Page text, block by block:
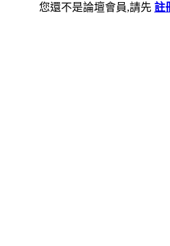
您還不是論壇會員,請先 註